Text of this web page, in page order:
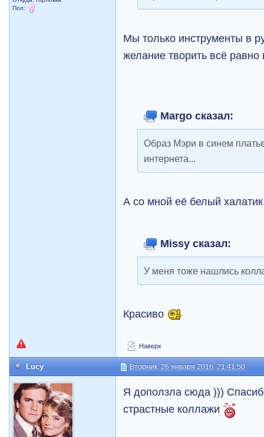
Пол:
Мы только инструменты в
желание творить всё
Margo сказал:
Образ Мэри в синем
интернета...
А со мной её белый
Missy сказал:
У меня тоже нашлись
Красиво
Наверх
Lucy Вторник, 26 января 2016, 21:41:50
Я доползла сюда )))
страстные коллажи